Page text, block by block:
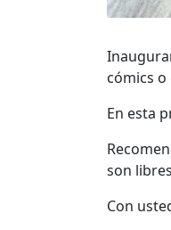
cómics
En esta
son
Con